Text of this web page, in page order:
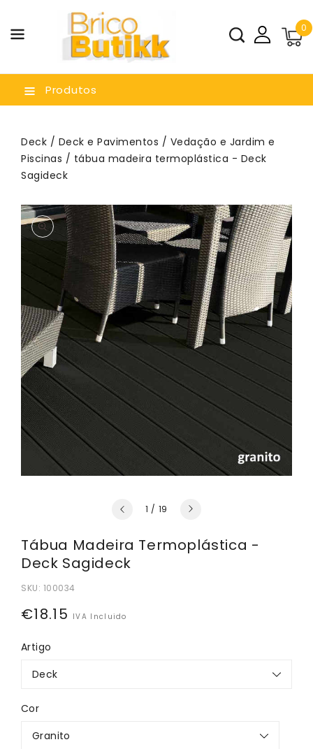
0
Produtos
Deck / Deck e Pavimentos / Vedação e Jardim e
Piscinas / tábua madeira termoplástica - Deck
Sagideck
1 / de
19
Tábua Madeira Termoplástica -
Deck Sagideck
SKU: 100034
Preço
€18.15 IVA Incluido
Artigo
Cor